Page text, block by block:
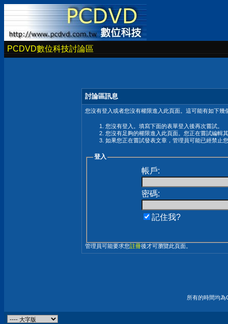
PCDVD數位科技討論區
討論區訊息
您沒有登入或者您沒有權限進入此頁面。這可能有如下幾
您沒有登入。填寫下面的表單登入後再次嘗試。
您沒有足夠的權限進入此頁面。您正在嘗試編輯
如果您正在嘗試發表文章，管理員可能已經禁止
登入
帳戶:
密碼:
記住我?
管理員可能要求您註冊後才可瀏覽此頁面。
所有的時間均為